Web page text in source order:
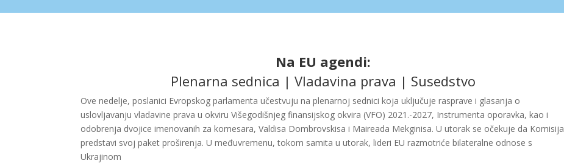
Na EU agendi:
Plenarna sednica | Vladavina prava | Susedstvo
Ove nedelje, poslanici Evropskog parlamenta učestvuju na plenarnoj sednici koja uključuje rasprave i glasanja o
uslovljavanju vladavine prava u okviru Višegodišnjeg finansijskog okvira (VFO) 2021.-2027, Instrumenta oporavka, kao i
odobrenja dvojice imenovanih za komesara, Valdisa Dombrovskisa i Maireada Mekginisa. U utorak se očekuje da Komisija
predstavi svoj paket proširenja. U međuvremenu, tokom samita u utorak, lideri EU razmotriće bilateralne odnose s
Ukrajinom